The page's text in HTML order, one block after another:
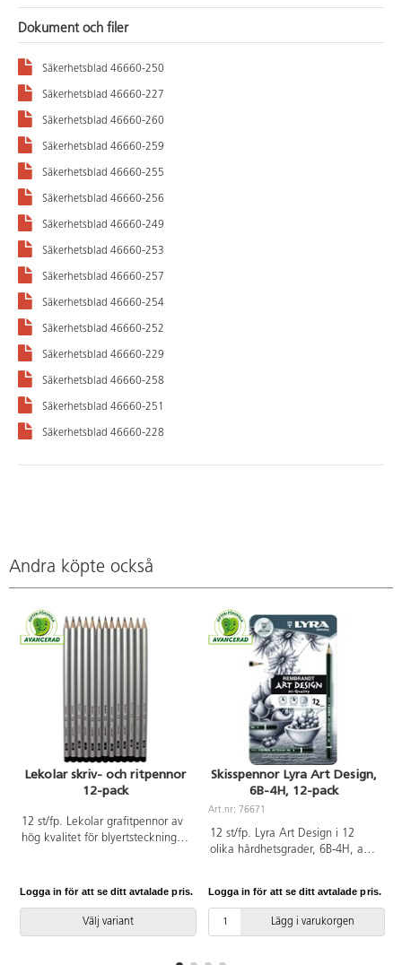
Dokument och filer
Säkerhetsblad 46660-250
Säkerhetsblad 46660-227
Säkerhetsblad 46660-260
Säkerhetsblad 46660-259
Säkerhetsblad 46660-255
Säkerhetsblad 46660-256
Säkerhetsblad 46660-249
Säkerhetsblad 46660-253
Säkerhetsblad 46660-257
Säkerhetsblad 46660-254
Säkerhetsblad 46660-252
Säkerhetsblad 46660-229
Säkerhetsblad 46660-258
Säkerhetsblad 46660-251
Säkerhetsblad 46660-228
Andra köpte också
Lekolar skriv- och ritpennor
12-pack
12 st/fp. Lekolar grafitpennor av
hög kvalitet för blyertsteckning
Logga in för att se ditt avtalade pris.
Välj variant
Skisspennor Lyra Art Design,
6B-4H, 12-pack
Art.nr: 76671
12 st/fp. Lyra Art Design i 12
olika hårdhetsgrader, 6B-4H, av
ritning. Levereras i ett metalletui.
Logga in för att se ditt avtalade pris.
Lägg i varukorgen